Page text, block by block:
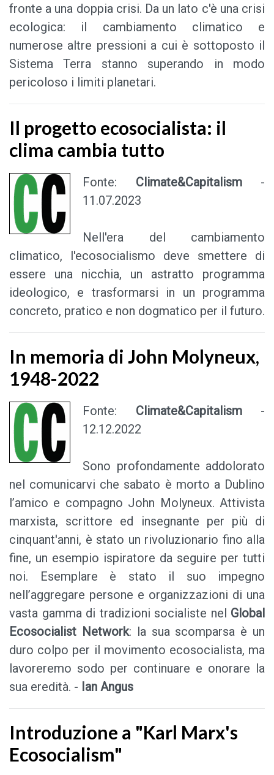
fronte a una doppia crisi. Da un lato c'è una crisi
ecologica: il cambiamento climatico e
numerose altre pressioni a cui è sottoposto il
Sistema Terra stanno superando in modo
pericoloso i limiti planetari.
Il progetto ecosocialista: il
clima cambia tutto
Fonte: Climate&Capitalism-
11.07.2023
Nell'era del cambiamento
climatico, l'ecosocialismo deve smettere di
essere una nicchia, un astratto programma
ideologico, e trasformarsi in un programma
concreto, pratico e non dogmatico per il futuro.
In memoria di John Molyneux,
1948-2022
Fonte: Climate&Capitalism-
12.12.2022
Sono profondamente addolorato
nel comunicarvi che sabato è morto a Dublino
l’amico e compagno John Molyneux. Attivista
marxista, scrittore ed insegnante per più di
cinquant'anni, è stato un rivoluzionario fino alla
fine, un esempio ispiratore da seguire per tutti
noi. Esemplare è stato il suo impegno
nell’aggregare persone e organizzazioni di una
vasta gamma di tradizioni socialiste nel Global
Ecosocialist Network: la sua scomparsa è un
duro colpo per il movimento ecosocialista, ma
lavoreremo sodo per continuare e onorare la
sua eredità. - Ian Angus
Introduzione a "Karl Marx's
Ecosocialism"